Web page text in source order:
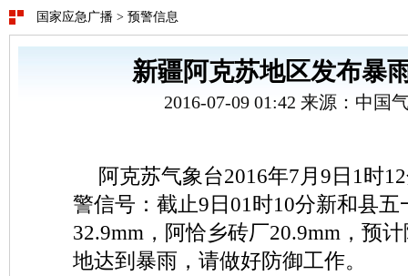
国家应急广播 > 预警信息
新疆阿克苏地区发布暴
2016-07-09 01:42 来源：中国
阿克苏气象台2016年7月9日1时
警信号：截止9日01时10分新和县五
32.9mm，阿恰乡砖厂20.9mm，预
地达到暴雨，请做好防御工作。